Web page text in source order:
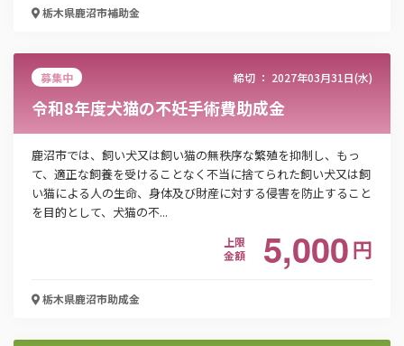
会社名
メールアドレス
電話番号
で本サービスの
栃木県鹿沼市補助金
募集中 締切 ： 2027年03月31日(水)
令和8年度犬猫の不妊手術費助成金
鹿沼市では、飼い犬又は飼い猫の無秩序な繁殖を抑制し、もっ
て、適正な飼養を受けることなく不当に捨てられた飼い犬又は飼
い猫による人の生命、身体及び財産に対する侵害を防止すること
を目的として、犬猫の不...
上限
金額
5,000円
栃木県鹿沼市助成金